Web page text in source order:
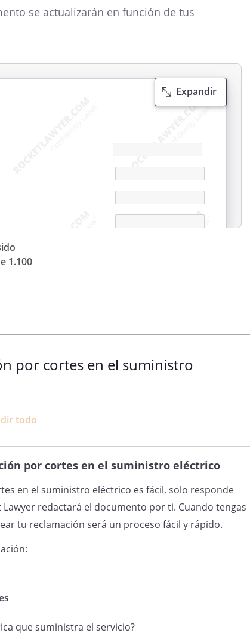
se actualizarán en función de tus
1.100
Expandir
suministro de electricidad nº
a ustedes con el fin de presentar
.
prestación del servicio se produjo por
por mi parte las obligaciones
por cortes en el suministro
todo
por cortes en el suministro eléctrico
en el suministro eléctrico es fácil, solo responde
redactará el documento por ti. Cuando tengas
tu reclamación será un proceso fácil y rápido.
que suministra el servicio?